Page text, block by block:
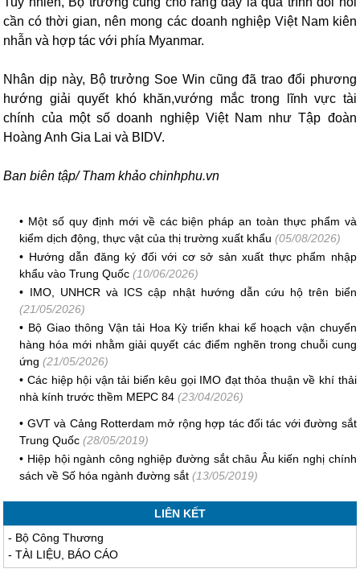
cần có thời gian, nên mong các doanh nghiệp Việt Nam kiên
nhẫn và hợp tác với phía Myanmar.
Nhân dịp này, Bộ trưởng Soe Win cũng đã trao đổi phương
hướng giải quyết khó khăn,vướng mắc trong lĩnh vực tài
chính của một số doanh nghiệp Việt Nam như Tập đoàn
Hoàng Anh Gia Lai và BIDV.
Ban biên tập/ Tham khảo chinhphu.vn
• Một số quy định mới về các biện pháp an toàn thực phẩm và
kiểm dịch động, thực vật của thị trường xuất khẩu (05/08/2026)
• Hướng dẫn đăng ký đối với cơ sở sản xuất thực phẩm nhập
khẩu vào Trung Quốc (10/06/2026)
• IMO, UNHCR và ICS cập nhật hướng dẫn cứu hộ trên biển
(21/05/2026)
• Bộ Giao thông Vận tải Hoa Kỳ triển khai kế hoạch vận chuyển
hàng hóa mới nhằm giải quyết các điểm nghẽn trong chuỗi cung
ứng (21/05/2026)
•Các hiệp hội vận tải biển kêu gọi IMO đạt thỏa thuận về khí thải
nhà kính trước thềm MEPC 84 (23/04/2026)
• GVT và Cảng Rotterdam mở rộng hợp tác đối tác với đường sắt
Trung Quốc (28/05/2019)
• Hiệp hội ngành công nghiệp đường sắt châu Âu kiến nghị chính
sách về Số hóa ngành đường sắt (13/05/2019)
LIÊN KẾT
- Bộ Công Thương
-TÀI LIỆU, BÁO CÁO